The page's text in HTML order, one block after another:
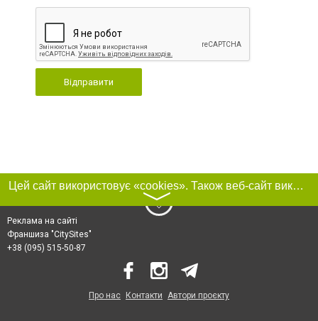
Відправити
Цей сайт використовує «cookies». Також веб-сайт використовує інтернет-сервіс для збору технічних даних стосовно відвідувачів з метою отримання маркетингової та статистичної інформації. Умови обробки даних відвідувачів сайту див.
〉
Реклама на сайті
Франшиза "CitySites"
+38 (095) 515-50-87
Про нас Контакти Автори проєкту